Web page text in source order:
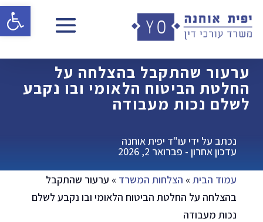
ערעור שהתקבל בהצלחה על
החלטת הביטוח הלאומי ובו נקבע
לשלם נכות מעבודה
נכתב על ידי עו"ד יפית אוחנה
עדכון אחרון - פברואר 2, 2026
עמוד הבית» הצלחות המשרד » ערעור שהתקבל
בהצלחה על החלטת הביטוח הלאומי ובו נקבע לשלם
נכות מעבודה